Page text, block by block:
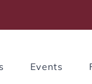
Events